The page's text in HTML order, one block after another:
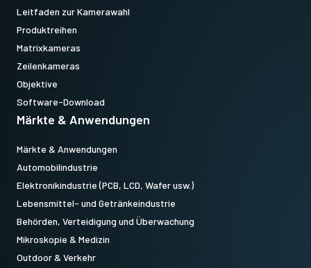
Leitfaden zur Kamerawahl
Produktreihen
Matrixkameras
Zeilenkameras
Objektive
Software-Download
Märkte & Anwendungen
Märkte & Anwendungen
Automobilindustrie
Elektronikindustrie (PCB, LCD, Wafer usw.)
Lebensmittel- und Getränkeindustrie
Behörden, Verteidigung und Überwachung
Mikroskopie & Medizin
Outdoor & Verkehr